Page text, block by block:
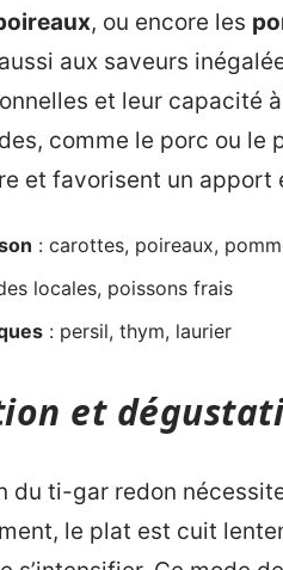
, ou encore les
aux saveurs
et leur capacité
comme le porc ou le
et favorisent un apport
: carottes, poireaux,
locales, poissons frais
: persil, thym, laurier
et
du ti-gar redon
le plat est cuit